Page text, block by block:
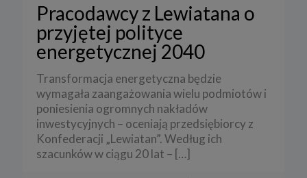
Pracodawcy z Lewiatana o
przyjętej polityce
energetycznej 2040
Transformacja energetyczna będzie
wymagała zaangażowania wielu podmiotów i
poniesienia ogromnych nakładów
inwestycyjnych – oceniają przedsiębiorcy z
Konfederacji „Lewiatan”. Według ich
szacunków w ciągu 20 lat – […]